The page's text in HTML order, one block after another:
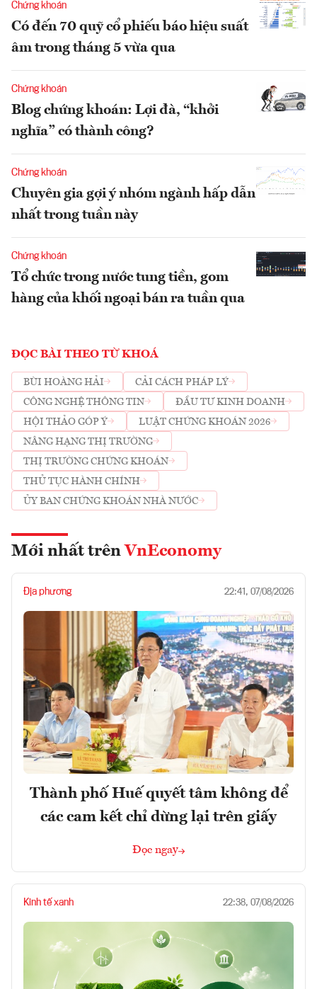
Chứng khoán
Có đến 70 quỹ cổ phiếu báo hiệu suất
âm trong tháng 5 vừa qua
Chứng khoán
Blog chứng khoán: Lợi đà, “khởi
nghĩa” có thành công?
Chứng khoán
Chuyên gia gợi ý nhóm ngành hấp dẫn
nhất trong tuần này
Chứng khoán
Tổ chức trong nước tung tiền, gom
hàng của khối ngoại bán ra tuần qua
ĐỌC BÀI THEO TỪ KHOÁ
BÙI HOÀNG HẢI
CẢI CÁCH PHÁP LÝ
CÔNG NGHỆ THÔNG TIN
ĐẦU TƯ KINH DOANH
HỘI THẢO GÓP Ý
LUẬT CHỨNG KHOÁN 2026
NÂNG HẠNG THỊ TRƯỜNG
THỊ TRƯỜNG CHỨNG KHOÁN
THỦ TỤC HÀNH CHÍNH
ỦY BAN CHỨNG KHOÁN NHÀ NƯỚC
Mới nhất trên VnEconomy
Địa phương 22:41, 07/08/2026
Thành phố Huế quyết tâm không để
các cam kết chỉ dừng lại trên giấy
Đọc ngay
Kinh tế xanh 22:38, 07/08/2026